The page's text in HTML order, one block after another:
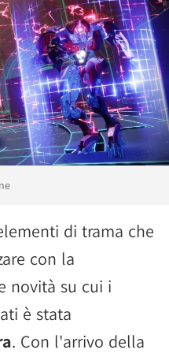
di trama che
con la
novità su cui i
è stata
. Con l'arrivo della